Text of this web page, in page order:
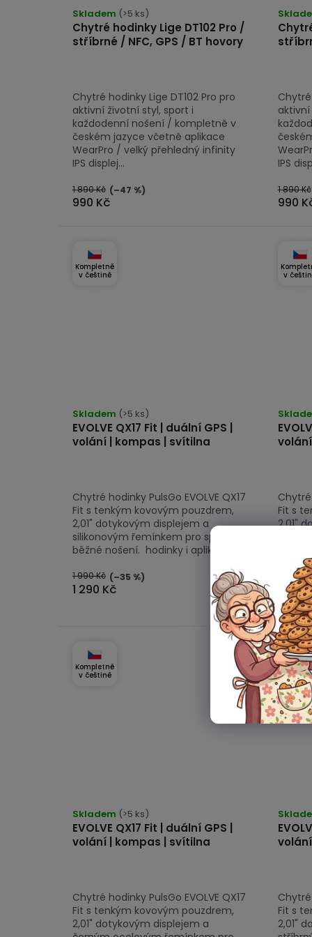
Chytré hodinky Lige DT102 Pro /
stříbrné / NFC, GPS / BT hovory
hodnocení
produktu
je
5
hvězdiček.
Skladem (>5 ks)
990 Kč
1 890 Kč (–47 %)
Chytré hodinky Lige DT102 Pro pro
aktivní životní styl, sport i
každodenní nošení / kompletně v
českém jazyce včetně aplikace
WearPro / velký přehledný infinity
IPS displej...
990
1 890 Kč
Chytré
IPS
Kompletně
v češtině
EVOLVE QX17 Fit | duální GPS |
volání | kompas | svítilna
Skladem (>5 ks)
1 290 Kč
1 990 Kč (–35 %)
Chytré hodinky PulsGo EVOLVE QX17
Fit s tenkým kovovým pouzdrem,
2,01" dotykovým displejem a
silikonovým řemínkem pro sport i
běžné nošení. hodinky i aplikace v...
v
1 290
1 990 Kč
Chytré
Fit s
2,01"
Kompletně
v češtině
EVOLVE QX17 Fit | duální GPS |
volání | kompas | svítilna
Skladem (>5 ks)
Chytré hodinky PulsGo EVOLVE QX17
Fit s tenkým kovovým pouzdrem,
2,01" dotykovým displejem a
v
Chytré
Fit s
2,01"